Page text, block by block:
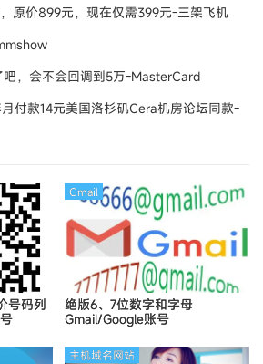
原价899元，现在仅需399元-三架飞机
吧，会不会回调到5万-MasterCard
付款14元美国洛杉矶Cera机房论坛同款-
号码列
绝版6、7位数字和字母
Gmail/Google账号
Gmail
主机域名网站